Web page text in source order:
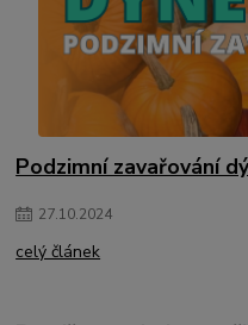
Podzimní zavařování
27.10.2024
celý článek